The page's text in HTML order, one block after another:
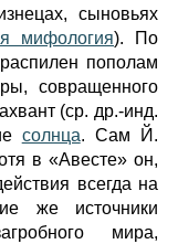
сыновьях
мифология). По
пополам
совращенного
(ср. др.-инд.
солнца. Сам Й.
в «Авесте» он,
всегда на
же источники
мира,